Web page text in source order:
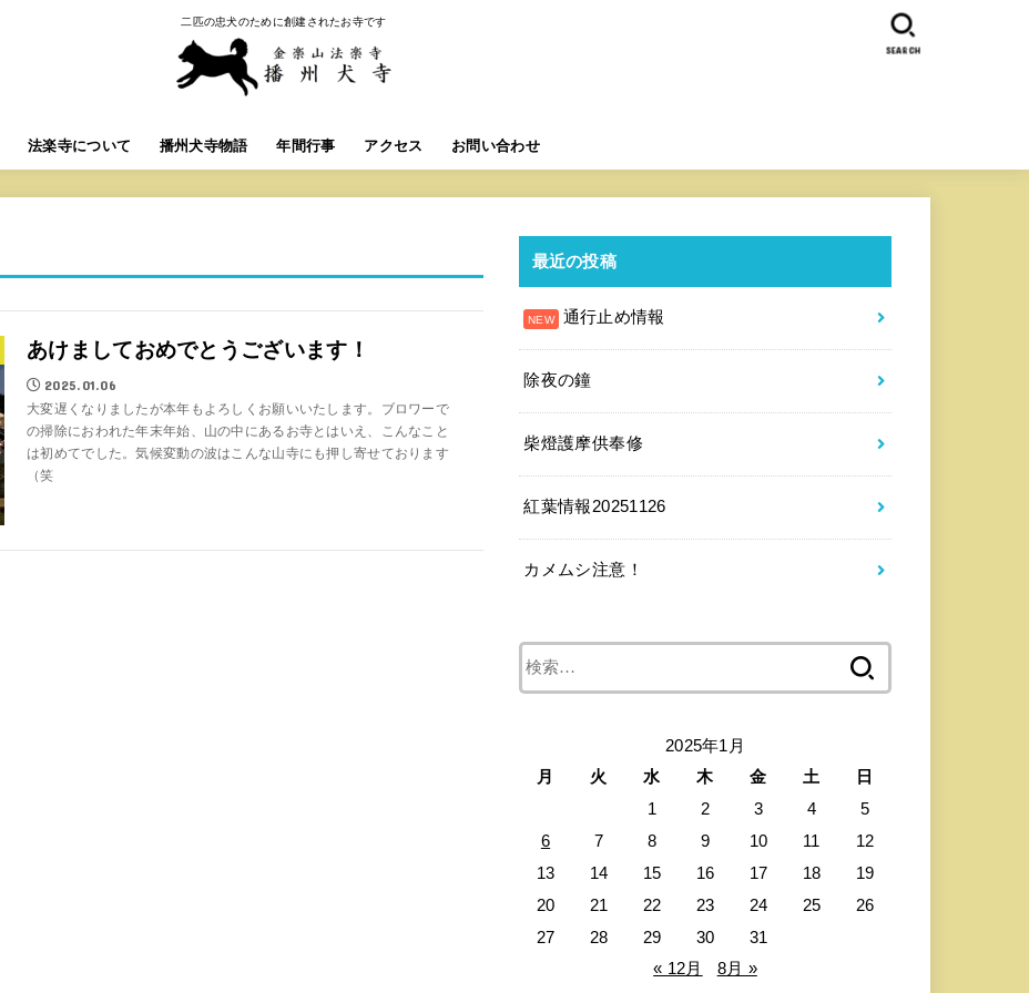
二匹の忠犬のために創建されたお寺です
法楽寺について 播州犬寺物語 年間行事 アクセス お問い合わせ
SEARCH
あけましておめでとうございます！
2025.01.06
大変遅くなりましたが本年もよろしくお願いいたします。ブロワーで
の掃除におわれた年末年始、山の中にあるお寺とはいえ、こんなこと
は初めてでした。気候変動の波はこんな山寺にも押し寄せております
（笑
最近の投稿
通行止め情報
除夜の鐘
柴燈護摩供奉修
紅葉情報20251126
カメムシ注意！
2025年1月
月
火 水 木 金 土
日
1
2 3 4
5
6
7 8 9 10 11
12
13
14 15 16 17 18
19
20
21 22 23 24 25
26
27
28 29 30
31
« 12月
8月 »